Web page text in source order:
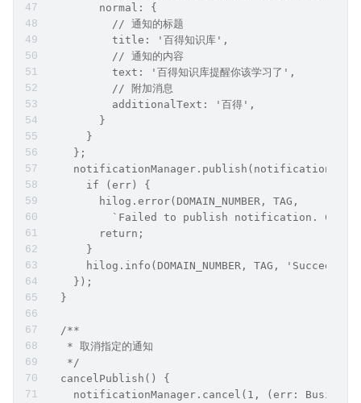
        normal: {
          // 通知的标题
          title: '百得知识库',
          // 通知的内容
          text: '百得知识库提醒你该学习了',
          // 附加消息
          additionalText: '百得',
        }
      }
    };
      if (err) {
        hilog.error(DOMAIN_NUMBER, TAG,
`Failed to publish notification. Code
        return;
      }
hilog.info(DOMAIN_NUMBER, TAG, 'Succeeded
    });
  }
  /**
   * 取消指定的通知
   */
  cancelPublish() {
notificationManager.cancel(1, (err: